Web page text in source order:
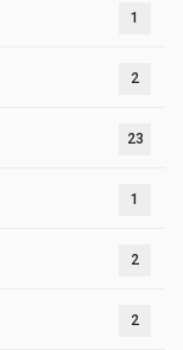
1
2
23
1
2
2